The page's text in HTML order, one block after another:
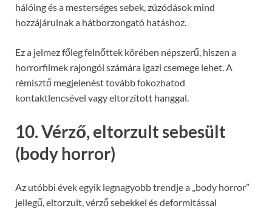
hálóing és a mesterséges sebek, zúzódások mind
hozzájárulnak a hátborzongató hatáshoz.
Ez a jelmez főleg felnőttek körében népszerű, hiszen a
horrorfilmek rajongói számára igazi csemege lehet. A
rémisztő megjelenést tovább fokozhatod
kontaktlencsével vagy eltorzított hanggal.
10. Vérző, eltorzult sebesült
(body horror)
Az utóbbi évek egyik legnagyobb trendje a „body horror”
jellegű, eltorzult, vérző sebekkel és deformitással